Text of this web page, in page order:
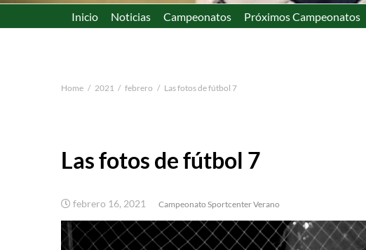
Inicio Noticias Campeonatos Próximos Campeonatos
Home 2021 febrero Las fotos de fútbol 7
Las fotos de fútbol 7
febrero 16, 2021 Campeonato Sportcenter Verano